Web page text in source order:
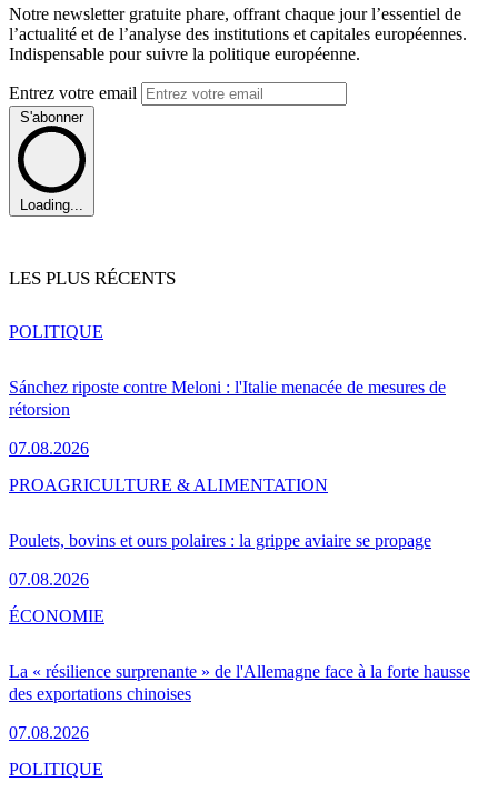
Notre newsletter gratuite phare, offrant chaque jour l’essentiel de
l’actualité et de l’analyse des institutions et capitales européennes.
Indispensable pour suivre la politique européenne.
Entrez votre email
S'abonner
Loading...
LES PLUS RÉCENTS
Sánchez riposte contre Meloni : l'Italie menacée de mesures de
rétorsion
07.08.2026
POLITIQUE
Poulets, bovins et ours polaires : la grippe aviaire se propage
07.08.2026
PROAGRICULTURE & ALIMENTATION
La « résilience surprenante » de l'Allemagne face à la forte hausse
des exportations chinoises
07.08.2026
ÉCONOMIE
POLITIQUE